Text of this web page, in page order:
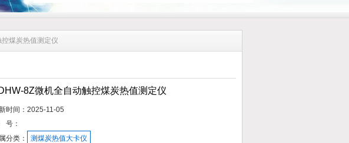
煤炭热值测定仪
8Z微机全自动触控煤炭热值测定仪
时间： 2025-11-05
号：
分类：
测煤炭热值大卡仪